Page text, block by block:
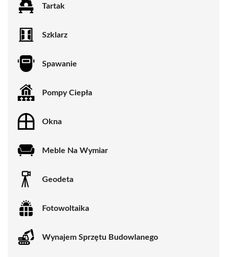
Tartak
Szklarz
Spawanie
Pompy Ciepła
Okna
Meble Na Wymiar
Geodeta
Fotowoltaika
Wynajem Sprzętu Budowlanego